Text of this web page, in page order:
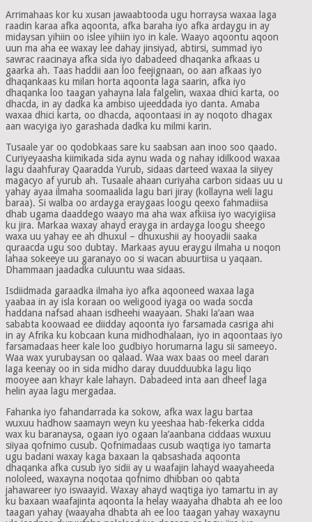
Arrimahaas kor ku xusan jawaabtooda ugu horraysa waxaa laga
raadin karaa afka aqoonta, afka baraha iyo afka ardaygu in ay
midaysan yihiin oo islee yihiin iyo in kale. Waayo aqoontu aqoon
uun ma aha ee waxay lee dahay jinsiyad, abtirsi, summad iyo
sawrac raacinaya afka sida iyo dabadeed dhaqanka afkaas u
gaarka ah. Taas haddii aan loo feejignaan, oo aan afkaas iyo
dhaqankaas ku milan horta aqoonta laga saarin, afka iyo
dhaqanka loo taagan yahayna lala falgelin, waxaa dhici karta, oo
dhacda, in ay dadka ka ambiso ujeeddada iyo danta. Amaba
waxaa dhici karta, oo dhacda, aqoontaasi in ay noqoto dhagax
aan wacyiga iyo garashada dadka ku milmi karin.
Tusaale yar oo qodobkaas sare ku saabsan aan inoo soo qaado.
Curiyeyaasha kiimikada sida aynu wada og nahay idilkood waxaa
lagu daahfuray Qaaradda Yurub, sidaas darteed waxaa la siiyey
magacyo af yurub ah. Tusaale ahaan curiyaha carbon sidaas uu u
yahay ayaa ilmaha soomaalida lagu bari jiray (kollayna weli lagu
baraa). Si walba oo ardayga eraygaas loogu qeexo fahmadiisa
dhab ugama daaddego waayo ma aha wax afkiisa iyo wacyigiisa
ku jira. Markaa waxay ahayd erayga in ardayga loogu sheego
waxa uu yahay ee ah dhuxul – dhuxushii ay hooyadii saaka
quraacda ugu soo dubtay. Markaas ayuu eraygu ilmaha u noqon
lahaa sokeeye uu garanayo oo si wacan abuurtiisa u yaqaan.
Dhammaan jaadadka culuuntu waa sidaas.
Isdiidmada garaadka ilmaha iyo afka aqooneed waxaa laga
yaabaa in ay isla koraan oo weligood iyaga oo wada socda
haddana nafsad ahaan isdheehi waayaan. Shaki la’aan waa
sababta koowaad ee diidday aqoonta iyo farsamada casriga ahi
in ay Afrika ku kobcaan kuna midhodhalaan, iyo in aqoontaas iyo
farsamadaas heer kale loo gudbiyo horumarna lagu sii sameeyo.
Waa wax yurubaysan oo qalaad. Waa wax baas oo meel daran
laga keenay oo in sida midho daray duudduubka lagu liqo
mooyee aan khayr kale lahayn. Dabadeed inta aan dheef laga
helin ayaa lagu mergadaa.
Fahanka iyo fahandarrada ka sokow, afka wax lagu bartaa
wuxuu hadhow saamayn weyn ku yeeshaa hab-fekerka cidda
wax ku baranaysa, ogaan iyo ogaan la’aanbana ciddaas wuxuu
siiyaa qofnimo cusub. Qofnimadaas cusub waqtiga iyo tamarta
ugu badani waxay kaga baxaan la qabsashada aqoonta
dhaqanka afka cusub iyo sidii ay u waafajin lahayd waayaheeda
nololeed, waxayna noqotaa qofnimo dhibban oo qabta
jahawareer iyo iswaayid. Waxay ahayd waqtiga iyo tamartu in ay
ku baxaan waafajinta aqoonta la helay waayaha dhabta ah ee loo
taagan yahay (waayaha dhabta ah ee loo taagan yahay waxaynu